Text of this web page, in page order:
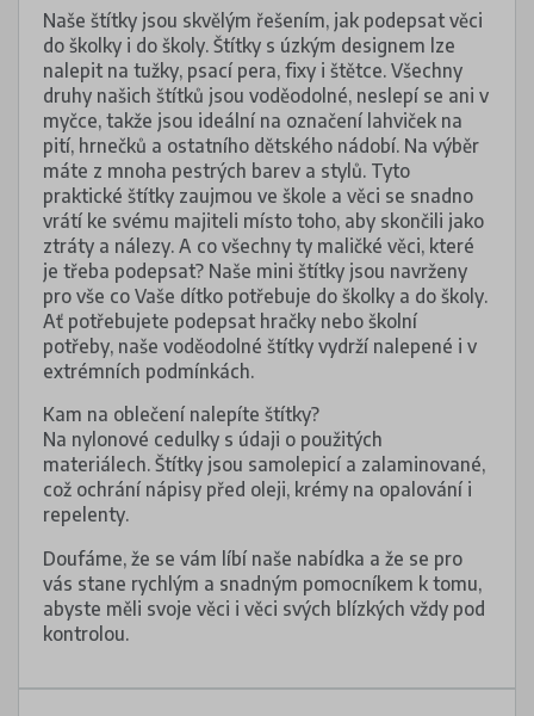
Naše štítky jsou skvělým řešením, jak podepsat věci
do školky i do školy. Štítky s úzkým designem lze
nalepit na tužky, psací pera, fixy i štětce. Všechny
druhy našich štítků jsou voděodolné, neslepí se ani v
myčce, takže jsou ideální na označení lahviček na
pití, hrnečků a ostatního dětského nádobí. Na výběr
máte z mnoha pestrých barev a stylů. Tyto
praktické štítky zaujmou ve škole a věci se snadno
vrátí ke svému majiteli místo toho, aby skončili jako
ztráty a nálezy. A co všechny ty maličké věci, které
je třeba podepsat? Naše mini štítky jsou navrženy
pro vše co Vaše dítko potřebuje do školky a do školy.
Ať potřebujete podepsat hračky nebo školní
potřeby, naše voděodolné štítky vydrží nalepené i v
extrémních podmínkách.
Kam na oblečení nalepíte štítky?
Na nylonové cedulky s údaji o použitých
materiálech. Štítky jsou samolepicí a zalaminované,
což ochrání nápisy před oleji, krémy na opalování i
repelenty.
Doufáme, že se vám líbí naše nabídka a že se pro
vás stane rychlým a snadným pomocníkem k tomu,
abyste měli svoje věci i věci svých blízkých vždy pod
kontrolou.